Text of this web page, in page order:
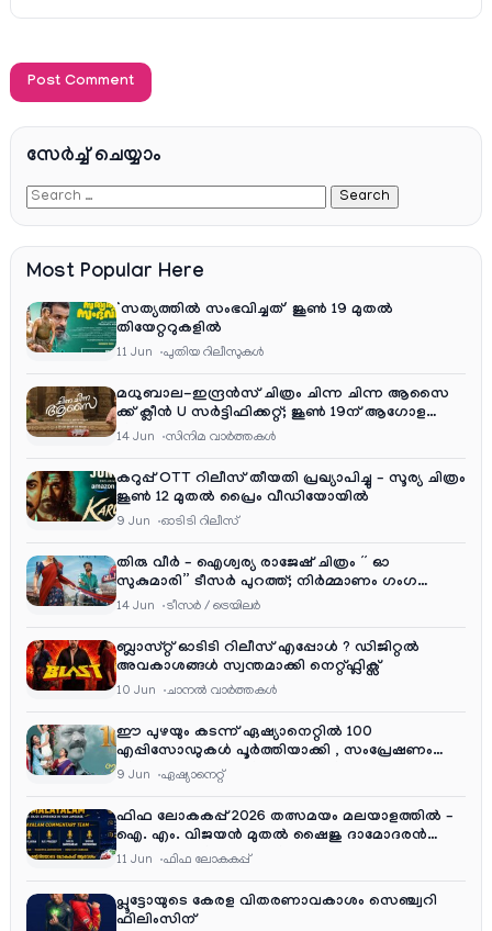
സേര്‍ച്ച്‌ ചെയ്യാം
Most Popular Here
‘സത്യത്തിൽ സംഭവിച്ചത്’ ജൂൺ 19 മുതൽ
തിയേറ്ററുകളിൽ
11 Jun പുതിയ റിലീസുകള്‍
മധുബാല-ഇന്ദ്രൻസ് ചിത്രം ചിന്ന ചിന്ന ആസൈ
ക്ക് ക്ലീൻ U സർട്ടിഫിക്കറ്റ്; ജൂൺ 19ന് ആഗോള
റിലീസ്
14 Jun സിനിമ വാര്‍ത്തകള്‍
കറുപ്പ് OTT റിലീസ് തീയതി പ്രഖ്യാപിച്ചു – സൂര്യ ചിത്രം
ജൂൺ 12 മുതൽ പ്രൈം വീഡിയോയിൽ
9 Jun ഓടിടി റിലീസ്
തിരു വീർ – ഐശ്വര്യ രാജേഷ് ചിത്രം ” ഓ
സുകുമാരി” ടീസർ പുറത്ത്; നിർമ്മാണം ഗംഗ
എന്റർടൈൻമെന്റ്‌സ്
14 Jun ടീസര്‍ / ട്രെയിലര്‍
ബ്ലാസ്റ്റ് ഓടിടി റിലീസ് എപ്പോൾ ? ഡിജിറ്റൽ
അവകാശങ്ങൾ സ്വന്തമാക്കി നെറ്റ്ഫ്ലിക്സ്
10 Jun ചാനല്‍ വാര്‍ത്തകള്‍
ഈ പുഴയും കടന്ന് ഏഷ്യാനെറ്റിൽ 100
എപ്പിസോഡുകൾ പൂർത്തിയാക്കി , സംപ്രേഷണം
തിങ്കൾ മുതൽ വെള്ളി വരെ രാത്രി 9:30 ന്
9 Jun ഏഷ്യാനെറ്റ്‌
ഫിഫ ലോകകപ്പ് 2026 തത്സമയം മലയാളത്തിൽ –
ഐ. എം. വിജയൻ മുതൽ ഷൈജു ദാമോദരൻ
വരെ കമന്ററി സംഘത്തിൽ
11 Jun ഫിഫ ലോകകപ്പ്
പ്ലൂട്ടോയുടെ കേരള വിതരണാവകാശം സെഞ്ച്വറി
ഫിലിംസിന്